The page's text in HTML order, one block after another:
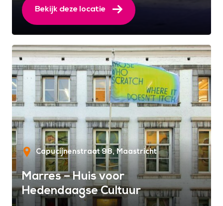
Bekijk deze locatie
Capucijnenstraat 98 Maastricht
Marres – Huis voor
Hedendaagse Cultuur